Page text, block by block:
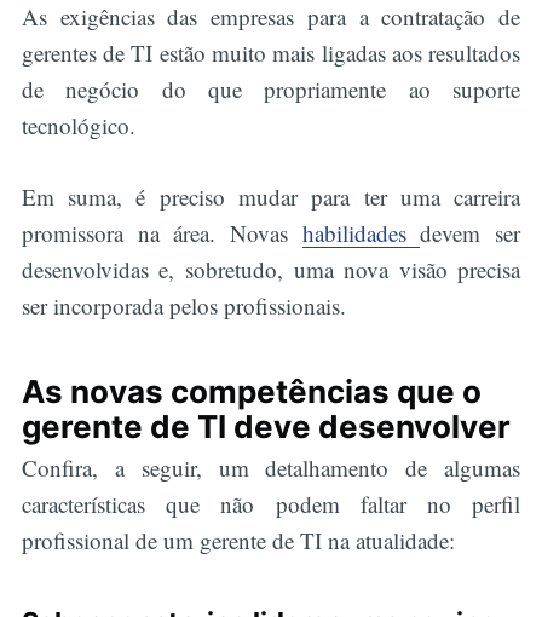
As exigências das empresas para a contratação de
gerentes de TI estão muito mais ligadas aos resultados
de negócio do que propriamente ao suporte
tecnológico.
Em suma, é preciso mudar para ter uma carreira
promissora na área. Novas habilidadesdevem ser
desenvolvidas e, sobretudo, uma nova visão precisa
ser incorporada pelos profissionais.
As novas competências que o
gerente de TI deve desenvolver
Confira, a seguir, um detalhamento de algumas
características que não podem faltar no perfil
profissional de um gerente de TI na atualidade: